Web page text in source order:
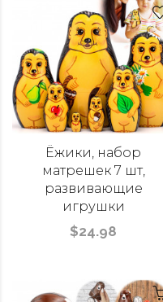
Ёжики, набор
матрешек 7 шт,
развивающие
игрушки
$24.98